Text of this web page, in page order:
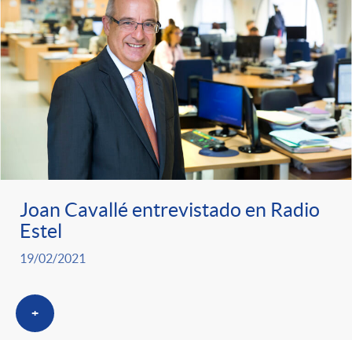
Joan Cavallé entrevistado en Radio
Estel
19/02/2021
+